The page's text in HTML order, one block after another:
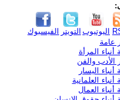
الفيسبوك التويتر اليوتيوب
عامة
أنباء المرأة
الأدب والفن
أنباء اليسار
أنباء العلمانية
أنباء العمال